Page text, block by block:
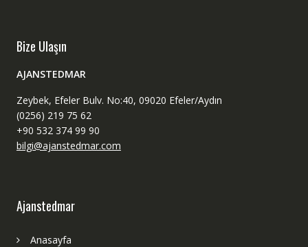
Bize Ulaşın
AJANSTEDMAR
Zeybek, Efeler Bulv. No:40, 09020 Efeler/Aydın
(0256) 219 75 62
+90 532 374 99 90
bilgi@ajanstedmar.com
Ajanstedmar
Anasayfa